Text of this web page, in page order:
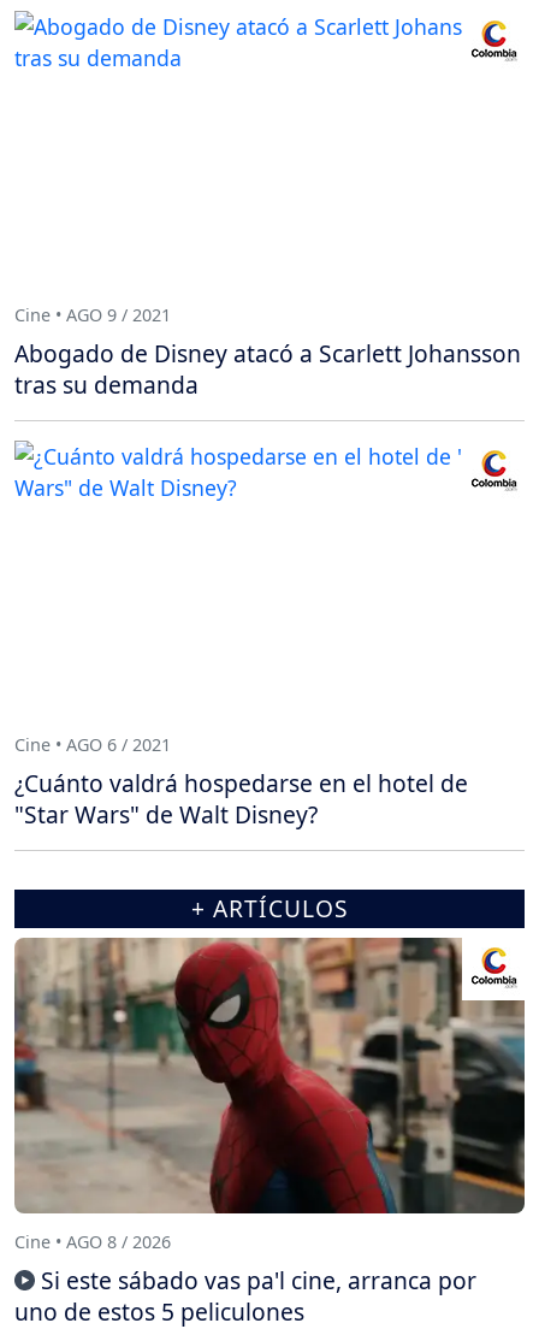
Cine • AGO 9 / 2021
Abogado de Disney atacó a Scarlett Johansson
tras su demanda
Cine • AGO 6 / 2021
¿Cuánto valdrá hospedarse en el hotel de
"Star Wars" de Walt Disney?
+ ARTÍCULOS
Cine • AGO 8 / 2026
Si este sábado vas pa'l cine, arranca por
uno de estos 5 peliculones